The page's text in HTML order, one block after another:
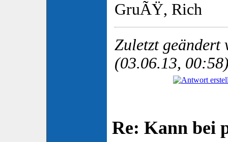
GruÃŸ, Rich
Zuletzt geändert
(03.06.13,
Re: Kann bei